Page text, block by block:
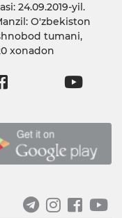
24.09.2019-yil.
O'zbekiston
tumani,
xonadon